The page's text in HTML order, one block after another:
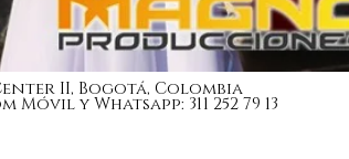
II, Bogotá, Colombia
Móvil y Whatsapp: 311 252 79 13